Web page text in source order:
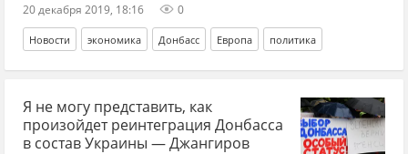
20 декабря 2019, 18:16 0
Новости экономика Донбасс Европа политика
Я не могу представить, как
произойдет реинтеграция Донбасса
в состав Украины — Джангиров